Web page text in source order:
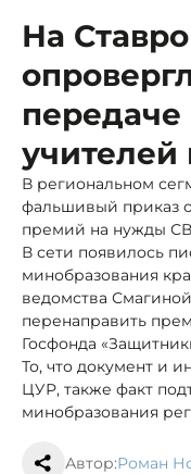
На
В региональном
фальшивый приказ
премий на нужды
В сети появилось
минобразования
ведомства
перенаправить
Госфонда
То, что документ и
ЦУР, также факт
минобразования
Автор:Роман